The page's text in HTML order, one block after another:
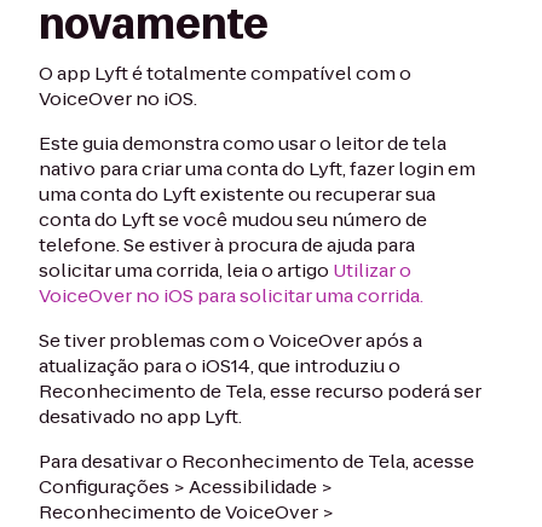
novamente
O app Lyft é totalmente compatível com o
VoiceOver no iOS.
Este guia demonstra como usar o leitor de tela
nativo para criar uma conta do Lyft, fazer login em
uma conta do Lyft existente ou recuperar sua
conta do Lyft se você mudou seu número de
telefone. Se estiver à procura de ajuda para
solicitar uma corrida, leia o artigo Utilizar o
VoiceOver no iOS para solicitar uma corrida.
Se tiver problemas com o VoiceOver após a
atualização para o iOS14, que introduziu o
Reconhecimento de Tela, esse recurso poderá ser
desativado no app Lyft.
Para desativar o Reconhecimento de Tela, acesse
Configurações > Acessibilidade >
Reconhecimento de VoiceOver >